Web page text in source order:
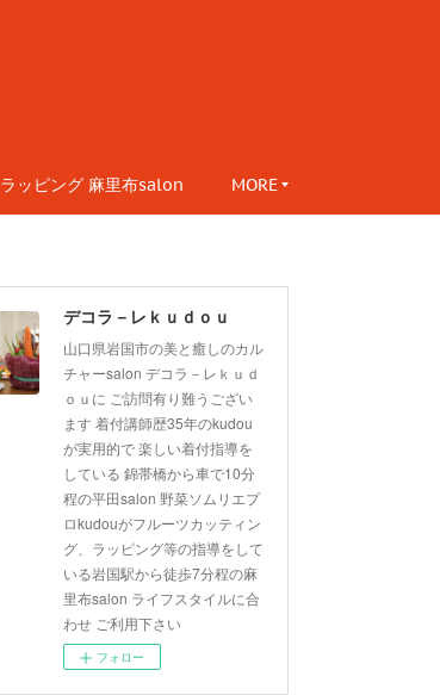
ラッピング 麻里布salon MORE
デコラ－レｋｕｄｏｕ
山口県岩国市の美と癒しのカル
チャーsalon デコラ－レｋｕｄ
ｏｕに ご訪問有り難うござい
ます 着付講師歴35年のkudou
が実用的で 楽しい着付指導を
している 錦帯橋から車で10分
程の平田salon 野菜ソムリエプ
ロkudouがフルーツカッティン
グ、ラッピング等の指導をして
いる岩国駅から徒歩7分程の麻
里布salon ライフスタイルに合
わせ ご利用下さい
フォロー